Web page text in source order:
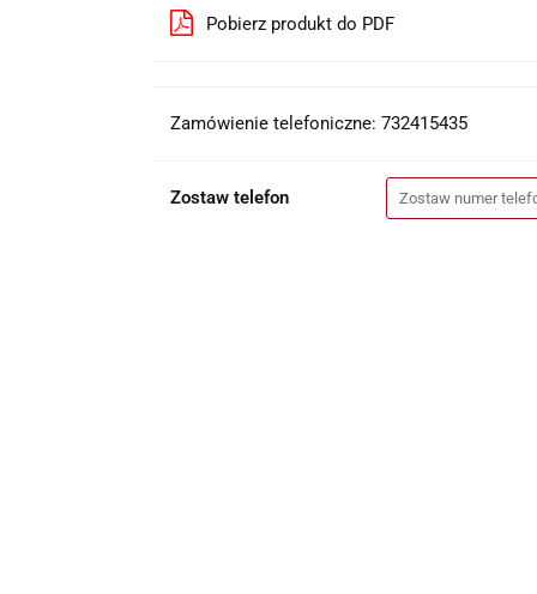
Pobierz produkt do PDF
Zamówienie telefoniczne: 732415435
Zostaw telefon